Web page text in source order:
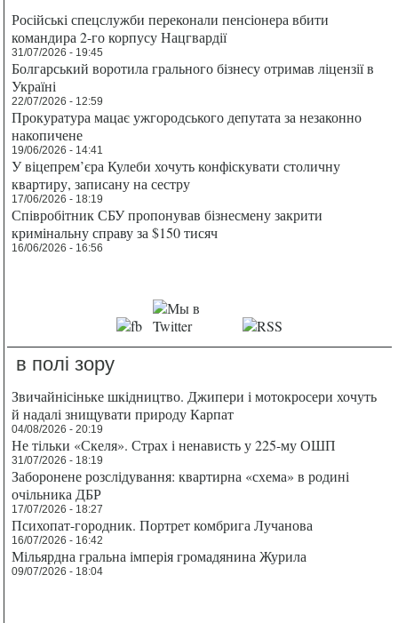
Російські спецслужби переконали пенсіонера вбити
командира 2-го корпусу Нацгвардії
31/07/2026 - 19:45
Болгарський воротила грального бізнесу отримав ліцензії в
Україні
22/07/2026 - 12:59
Прокуратура мацає ужгородського депутата за незаконно
накопичене
19/06/2026 - 14:41
У віцепрем’єра Кулеби хочуть конфіскувати столичну
квартиру, записану на сестру
17/06/2026 - 18:19
Співробітник СБУ пропонував бізнесмену закрити
кримінальну справу за $150 тисяч
16/06/2026 - 16:56
в полі зору
Звичайнісіньке шкідництво. Джипери і мотокросери хочуть
й надалі знищувати природу Карпат
04/08/2026 - 20:19
Не тільки «Скеля». Страх і ненависть у 225-му ОШП
31/07/2026 - 18:19
Заборонене розслідування: квартирна «схема» в родині
очільника ДБР
17/07/2026 - 18:27
Психопат-городник. Портрет комбрига Лучанова
16/07/2026 - 16:42
Мільярдна гральна імперія громадянина Журила
09/07/2026 - 18:04